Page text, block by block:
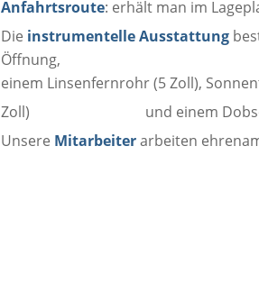
Anfahrtsroute: erhält man im
Die instrumentelle Ausstattung
Öffnung,
einem Linsenfernrohr (5 Zoll),
Zoll) und einem Dobson
Unsere Mitarbeiterarbeiten